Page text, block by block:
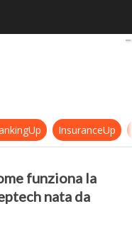
Foundation: come
InsuranceUp
funziona la
nata da